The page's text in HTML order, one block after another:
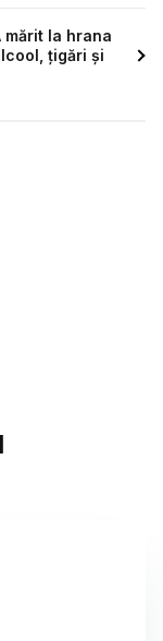
mărit la hrana
țigări și